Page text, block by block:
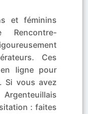
et féminins
Ces
ligne pour
Si vous avez
: faites